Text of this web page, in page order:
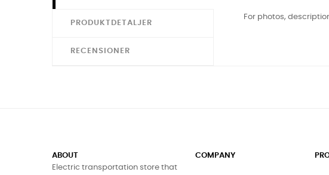
PRODUKTDETALJER
RECENSIONER
For photos,
ABOUT
Electric transportation store that
COMPANY